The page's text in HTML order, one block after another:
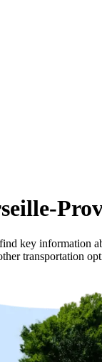
key information
transportation